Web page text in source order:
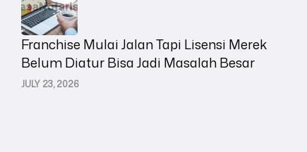
JULY 23, 2026
Franchise Mulai Jalan Tapi Lisensi Merek
Belum Diatur Bisa Jadi Masalah Besar